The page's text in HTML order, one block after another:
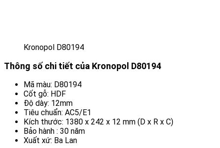
Kronopol D80194
Thông số chi tiết của Kronopol D80194
Mã màu: D80194
Cốt gỗ: HDF
Độ dày: 12mm
Tiêu chuẩn: AC5/E1
Kích thước: 1380 x 242 x 12 mm (D x R x C)
Bảo hành : 30 năm
Xuất xứ: Ba Lan